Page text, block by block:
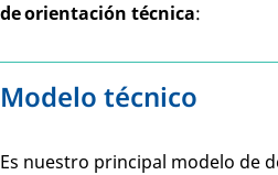
de orientación técnica:
Modelo técnico
Es nuestro principal modelo de